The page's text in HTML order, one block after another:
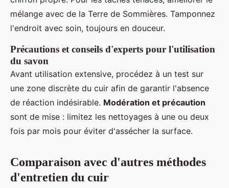
mélange avec de la Terre de Sommières. Tamponnez
l'endroit avec soin, toujours en douceur.
Précautions et conseils d'experts pour l'utilisation
du savon
Avant utilisation extensive, procédez à un test sur
une zone discrète du cuir afin de garantir l'absence
de réaction indésirable. Modération et précaution
sont de mise : limitez les nettoyages à une ou deux
fois par mois pour éviter d'assécher la surface.
Comparaison avec d'autres méthodes
d'entretien du cuir